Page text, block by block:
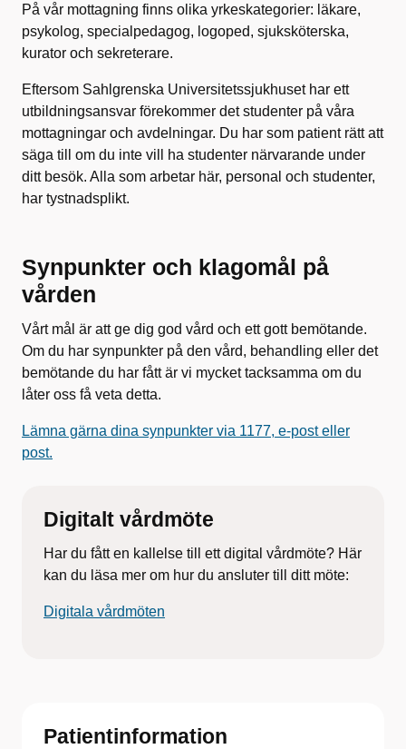
På vår mottagning finns olika yrkeskategorier: läkare,
psykolog, specialpedagog, logoped, sjuksköterska,
kurator och sekreterare.
Eftersom Sahlgrenska Universitetssjukhuset har ett
utbildningsansvar förekommer det studenter på våra
mottagningar och avdelningar. Du har som patient rätt att
säga till om du inte vill ha studenter närvarande under
ditt besök. Alla som arbetar här, personal och studenter,
har tystnadsplikt.
Synpunkter och klagomål på
vården
Vårt mål är att ge dig god vård och ett gott bemötande.
Om du har synpunkter på den vård, behandling eller det
bemötande du har fått är vi mycket tacksamma om du
låter oss få veta detta.
Lämna gärna dina synpunkter via 1177, e-post eller
post.
Digitalt vårdmöte
Har du fått en kallelse till ett digital vårdmöte? Här
kan du läsa mer om hur du ansluter till ditt möte:
Digitala vårdmöten
Patientinformation